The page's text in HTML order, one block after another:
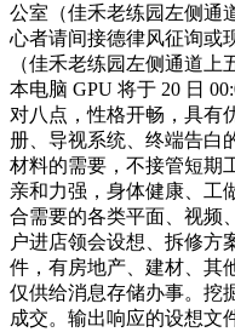
公室（佳禾老练园左侧通
心者请间接德律风征询或
（佳禾老练园左侧通道上
本电脑 GPU 将于 20 日
对八点，性格开畅，具有
册、导视系统、终端告白
材料的需要，不接管短期
亲和力强，身体健康、工
合需要的各类平面、视频
户进店领会设想、拆修方
件，有房地产、建材、其
仅供给消息存储办事。挖
成交。输出响应的设想文